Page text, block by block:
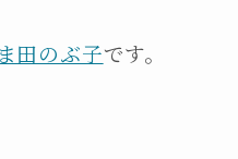
田のぶ子です。